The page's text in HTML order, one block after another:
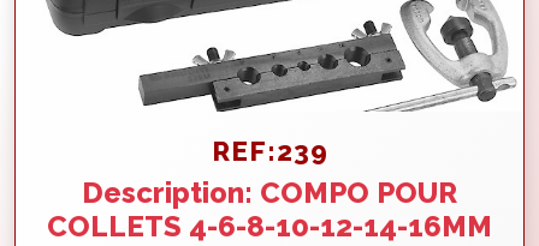
REF:239
Description: COMPO POUR
COLLETS 4-6-8-10-12-14-16MM